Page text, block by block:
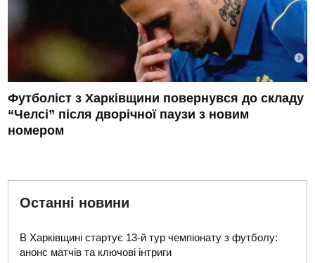
Футболіст з Харківщини повернувся до складу
“Челсі” після дворічної паузи з новим
номером
Останні новини
В Харківщині стартує 13-й тур чемпіонату з футболу:
анонс матчів та ключові інтриги